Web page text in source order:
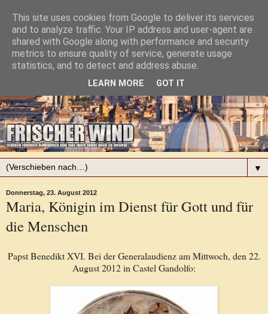
▼
Donnerstag, 23. August 2012
Maria, Königin im Dienst für Gott und für
die Menschen
Papst Benedikt XVI. Bei der Generalaudienz am Mittwoch, den 22.
August 2012 in Castel Gandolfo:
This site uses cookies from Google to deliver its services
and to analyze traffic. Your IP address and user-agent are
shared with Google along with performance and security
metrics to ensure quality of service, generate usage
statistics, and to detect and address abuse.
LEARN MORE GOT IT